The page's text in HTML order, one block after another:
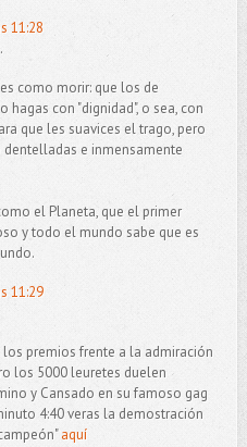
11:28
como morir: que los de
hagas con "dignidad", o sea, con
que les suavices el trago, pero
e inmensamente
el Planeta, que el primer
y todo el mundo sabe que es
11:29
premios frente a la admiración
los 5000 leuretes duelen
y Cansado en su famoso gag
4:40 veras la demostración
aquí